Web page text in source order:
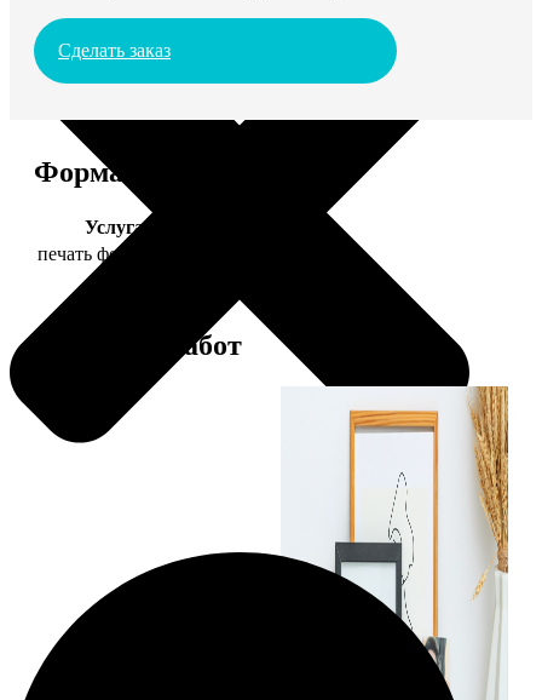
Сделать заказ
Форматы и цены
Услуга
печать фото 20х30
Примеры работ